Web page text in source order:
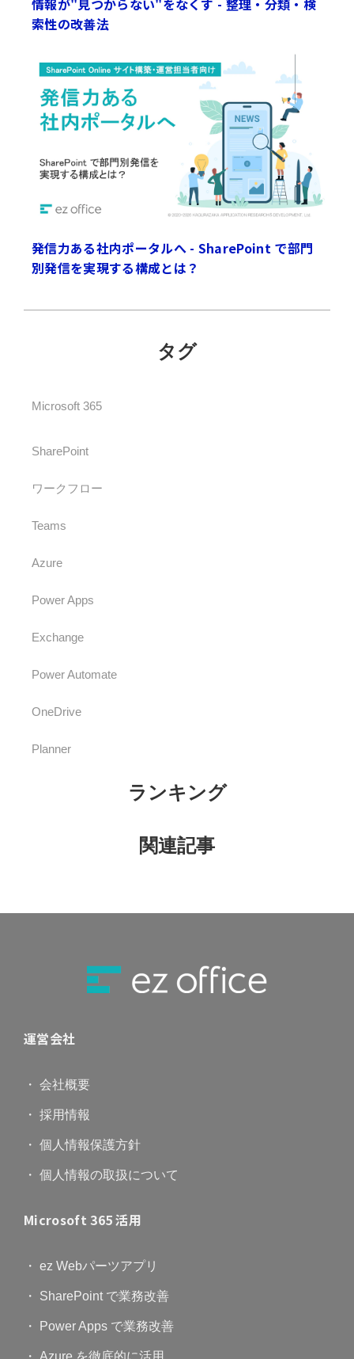
情報が"見つからない"をなくす - 整理・分類・検
索性の改善法
発信力ある社内ポータルへ - SharePoint で部門
別発信を実現する構成とは？
タグ
Microsoft 365
SharePoint
ワークフロー
Teams
Azure
Power Apps
Exchange
Power Automate
OneDrive
Planner
ランキング
関連記事
運営会社
・ 会社概要
・ 採用情報
・ 個人情報保護方針
・ 個人情報の取扱について
Microsoft 365 活用
・ ez Webパーツアプリ
・ SharePoint で業務改善
・ Power Apps で業務改善
・ Azure を徹底的に活用